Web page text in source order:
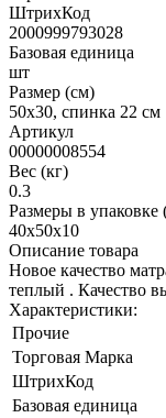
ШтрихКод
2000999793028
Базовая единица
шт
Размер (см)
50х30, спинка 22 см
Артикул
00000008554
Вес (кг)
0.3
Размеры в упаковке
40х50х10
Описание товара
Новое качество
теплый . Качество
Характеристики:
Прочие
Торговая Марка
ШтрихКод
Базовая единица